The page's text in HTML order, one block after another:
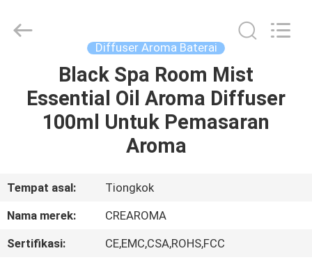
RUMAH
PRODUK
TAMPILAN
Market.
Diffuser Aroma Baterai
Black Spa Room Mist
Essential Oil Aroma Diffuser
100ml Untuk Pemasaran
Aroma
Tempat asal:
Tiongkok
Nama merek:
CREAROMA
Sertifikasi:
CE,EMC,CSA,ROHS,FCC